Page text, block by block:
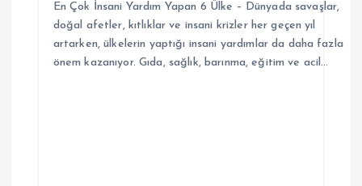
En Çok İnsani Yardım Yapan 6 Ülke – Dünyada savaşlar,
doğal afetler, kıtlıklar ve insani krizler her geçen yıl
artarken, ülkelerin yaptığı insani yardımlar da daha fazla
önem kazanıyor. Gıda, sağlık, barınma, eğitim ve acil…